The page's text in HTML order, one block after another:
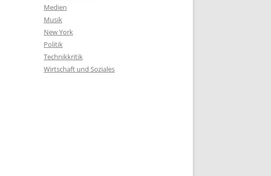
Medien
Musik
New York
Politik
Technikkritik
Wirtschaft und Soziales